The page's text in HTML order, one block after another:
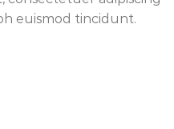
euismod tincidunt.